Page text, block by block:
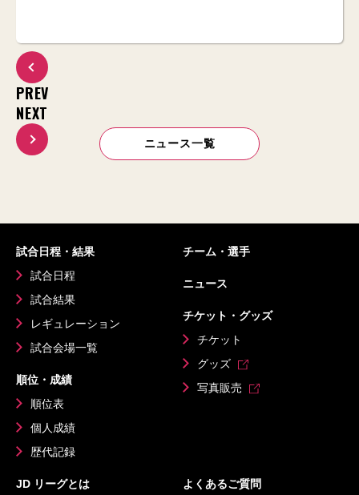
PREV
ニュース一覧
NEXT
試合日程・結果
試合日程
試合結果
レギュレーション
試合会場一覧
順位・成績
順位表
個人成績
歴代記録
チーム・選手
ニュース
チケット・グッズ
チケット
グッズ
写真販売
JD リーグとは
よくあるご質問